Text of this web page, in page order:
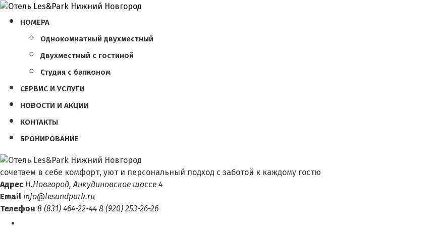
НОМЕРА
Однокомнатный двухместный
Двухместный с гостиной
Студия с балконом
СЕРВИС И УСЛУГИ
НОВОСТИ И АКЦИИ
КОНТАКТЫ
БРОНИРОВАНИЕ
сочетаем в себе комфорт, уют и персональный подход с заботой к каждому гостю
Адрес Н.Новгород, Анкудиновское шоссе 4
Email info@lesandpark.ru
Телефон 8 (831) 464-22-44 8 (920) 253-26-26